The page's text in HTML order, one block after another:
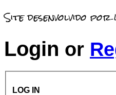
Site desenvolvido
Login or
LOG IN